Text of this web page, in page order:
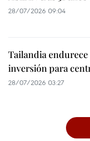
28/07/2026 09:04
Tailandia endurece
inversión para
28/07/2026 03:27